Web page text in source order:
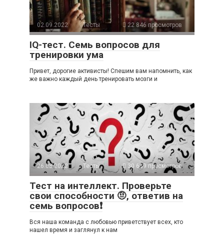
02.09.2022 Тесты 22 846 просмотров
IQ-тест. Семь вопросов для
тренировки ума
Привет, дорогие активисты! Спешим вам напомнить, как
же важно каждый день тренировать мозги и
26.08.2022 Тесты 30 639 просмотров
Тест на интеллект. Проверьте
свои способности 🤨, ответив на
семь вопросов❗
Вся наша команда с любовью приветствует всех, кто
нашел время и заглянул к нам